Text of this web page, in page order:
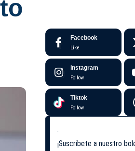
Facebook
Like
Instagram
Follow
Tiktok
Follow
¡Suscríbete a nuestro